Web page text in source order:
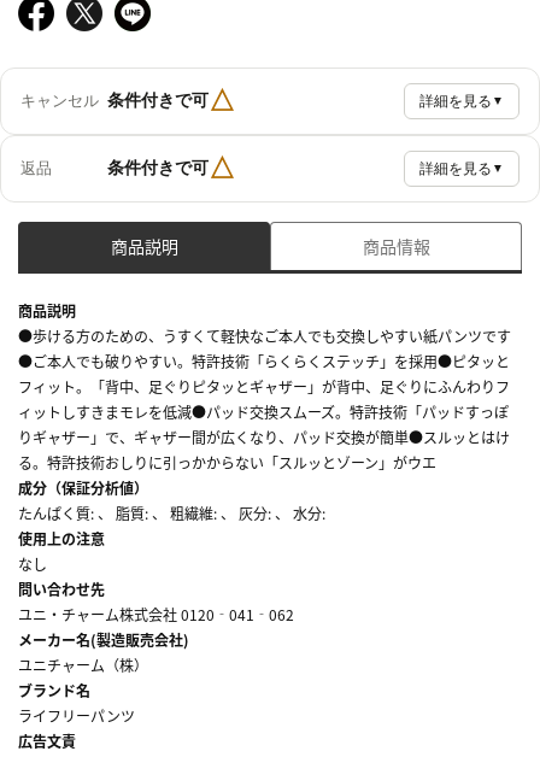
キャンセル 条件付きで可△ 詳細を見る ▼
返品 条件付きで可△ 詳細を見る ▼
商品説明 商品情報
商品説明
●歩ける方のための、うすくて軽快なご本人でも交換しやすい紙パンツです
●ご本人でも破りやすい。特許技術「らくらくステッチ」を採用●ピタッと
フィット。「背中、足ぐりピタッとギャザー」が背中、足ぐりにふんわりフ
ィットしすきまモレを低減●パッド交換スムーズ。特許技術「パッドすっぽ
りギャザー」で、ギャザー間が広くなり、パッド交換が簡単●スルッとはけ
る。特許技術おしりに引っかからない「スルッとゾーン」がウエ
成分（保証分析値）
たんぱく質: 、 脂質: 、 粗繊維: 、 灰分: 、 水分:
使用上の注意
なし
問い合わせ先
ユニ・チャーム株式会社 0120‐041‐062
メーカー名(製造販売会社)
ユニチャーム（株）
ブランド名
ライフリーパンツ
広告文責